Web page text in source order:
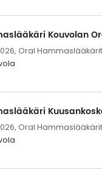
Kouvolan
Oral
Oral